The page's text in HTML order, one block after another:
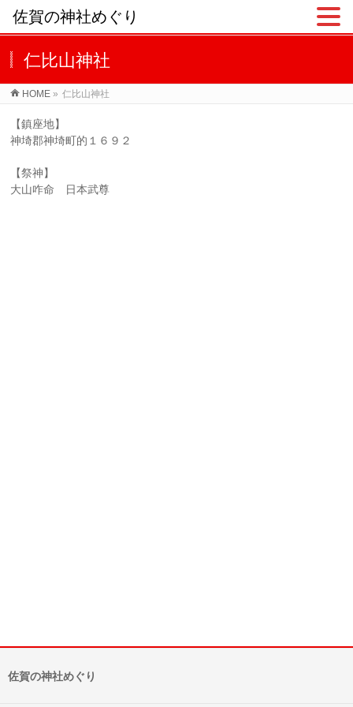
仁比山神社
HOME » 仁比山神社
【鎮座地】
神埼郡神埼町的１６９２
【祭神】
大山咋命 日本武尊
佐賀の神社めぐり
佐賀の神社めぐり